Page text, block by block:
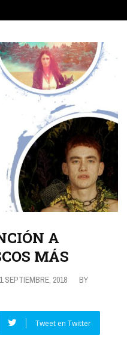
A
MÁS
1 SEPTIEMBRE, 2018
BY
Tweet en Twitter